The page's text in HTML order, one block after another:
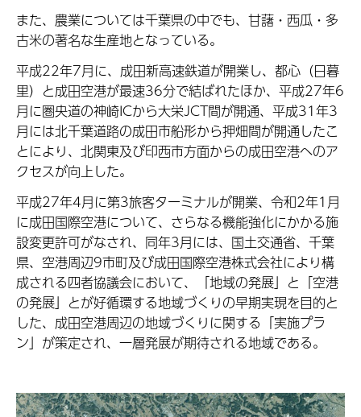
また、農業については千葉県の中でも、甘藷・西瓜・多
古米の著名な生産地となっている。
平成22年7月に、成田新高速鉄道が開業し、都心（日暮
里）と成田空港が最速36分で結ばれたほか、平成27年6
月に圏央道の神崎ICから大栄JCT間が開通、平成31年3
月には北千葉道路の成田市船形から押畑間が開通したこ
とにより、北関東及び印西市方面からの成田空港へのア
クセスが向上した。
平成27年4月に第3旅客ターミナルが開業、令和2年1月
に成田国際空港について、さらなる機能強化にかかる施
設変更許可がなされ、同年3月には、国土交通省、千葉
県、空港周辺9市町及び成田国際空港株式会社により構
成される四者協議会において、「地域の発展」と「空港
の発展」とが好循環する地域づくりの早期実現を目的と
した、成田空港周辺の地域づくりに関する「実施プラ
ン」が策定され、一層発展が期待される地域である。